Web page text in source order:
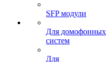
SFP модули
Для домофонных
систем
Для